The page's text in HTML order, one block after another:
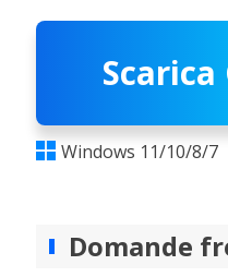
 Windows 11/10/8/7
Domande